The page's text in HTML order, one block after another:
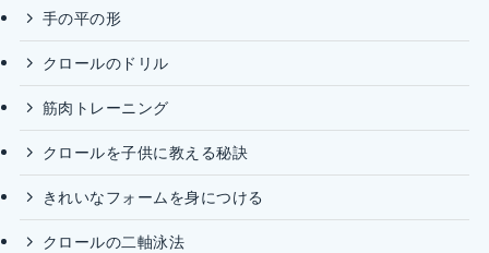
手の平の形
クロールのドリル
筋肉トレーニング
クロールを子供に教える秘訣
きれいなフォームを身につける
クロールの二軸泳法